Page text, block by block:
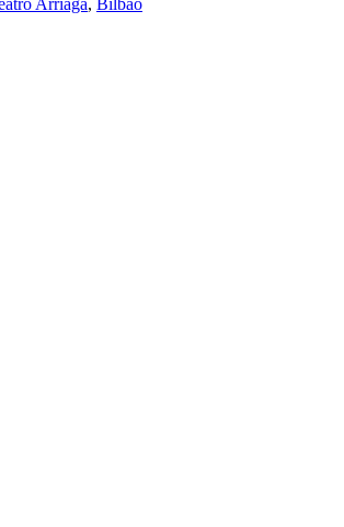
Arriaga, Bilbao